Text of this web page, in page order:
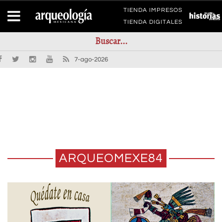
TIENDA IMPRESOS
TIENDA DIGITALES
7-ago-2026
ARQUEOMEXE84
E84. CULTIVOS